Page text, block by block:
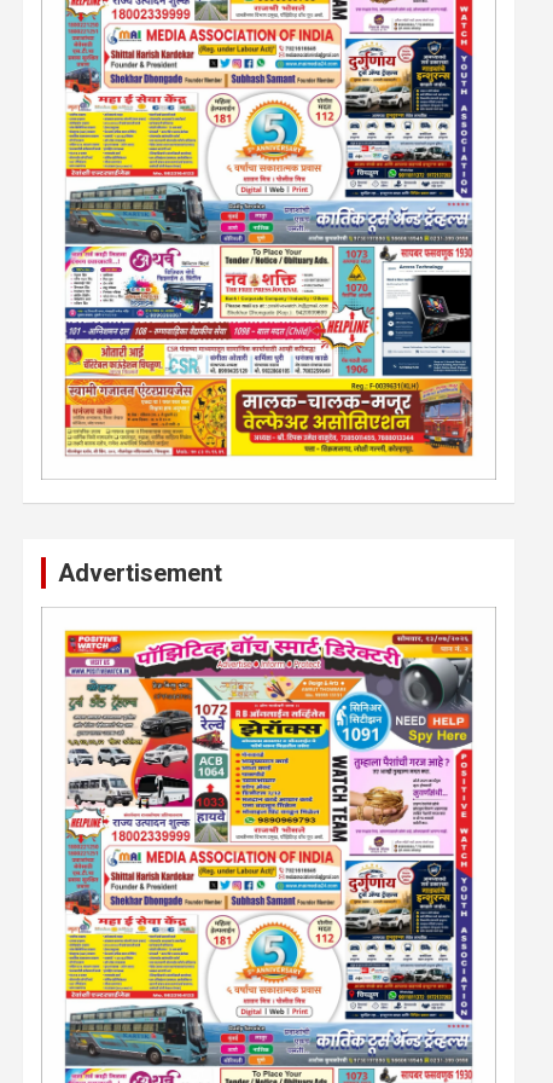
13/213/4 सेल्स , डिमांड नाेटीस इतरांच्यापेक्षा वाजवी दरात आम्ही
आपली जाहिरात पब्लिश करू. माेबा. 9420939699
Advertisement